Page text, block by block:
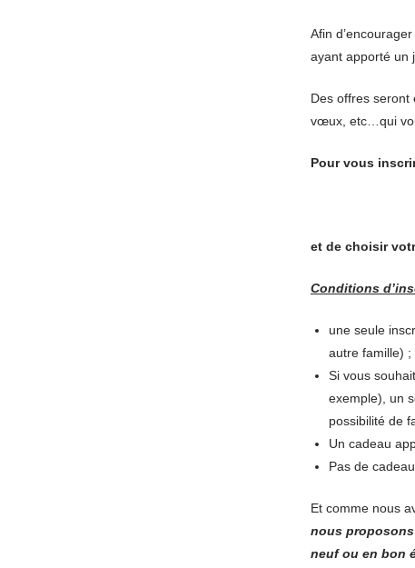
Afin
ayant apporté un
Des offres seront
vœux, etc…qui
Pour vous
et de choisir
Conditions
une seule
autre famille) ;
Si vous
exemple), un
possibilité de
Un cadeau
Pas de
Et comme nous
nous proposons
neuf ou en bon